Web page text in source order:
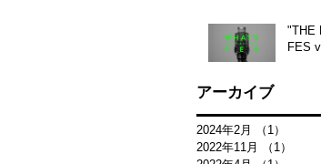
"THE
FES
アーカイブ
2024年2月 （1）
2022年11月
（1）